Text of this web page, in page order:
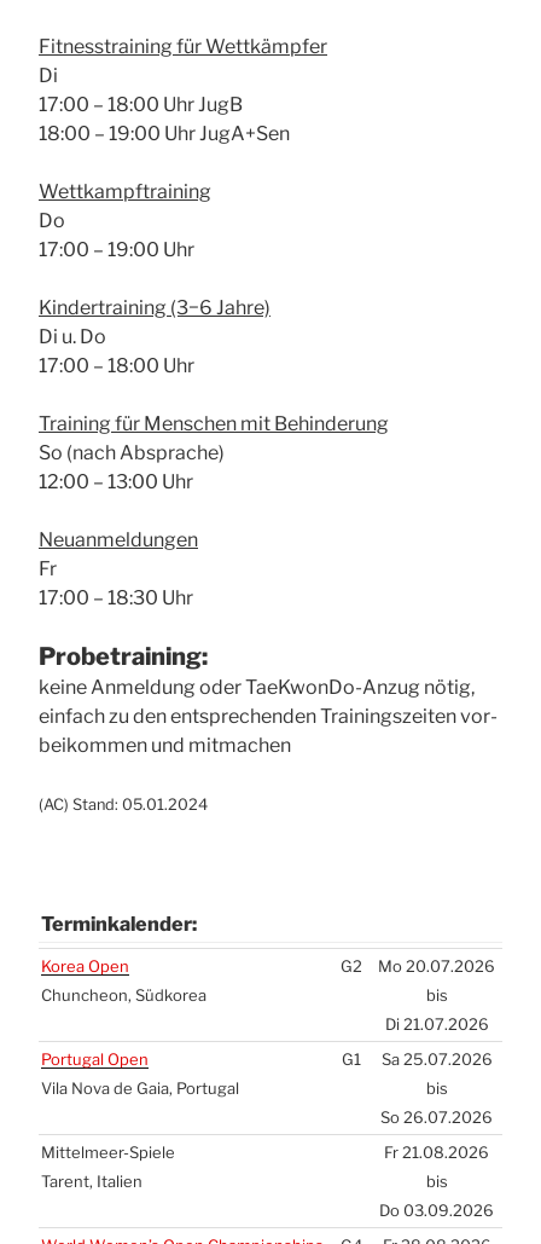
Fit­ness­trai­ning für Wett­kämp­fer
Di
17:00 – 18:00 Uhr JugB
18:00 – 19:00 Uhr JugA+Sen
Wett­kampf­trai­ning
Do
17:00 – 19:00 Uhr
Kin­der­trai­ning (3−6 Jah­re)
Di u. Do
17:00 – 18:00 Uhr
Trai­ning für Men­schen mit Behin­de­rung
So (nach Abspra­che)
12:00 – 13:00 Uhr
Neu­an­mel­dun­gen
Fr
17:00 – 18:30 Uhr
Pro­be­trai­ning:
kei­ne Anmel­dung oder Tae­Kwon­Do-Anzug nötig,
ein­fach zu den ent­spre­chen­den Trai­nings­zei­ten vor­
bei­kom­men und mit­ma­chen
(AC) Stand: 05.01.2024
Ter­min­ka­len­der:
Ter­min­ka­len­der:
Korea Open
Chun­che­on, Süd­ko­rea
G2
Mo 20.07.2026
bis
Di 21.07.2026
Por­tu­gal Open
Vila Nova de Gaia, Por­tu­gal
G1
Sa 25.07.2026
bis
So 26.07.2026
Mit­tel­meer-Spie­le
Tarent, Ita­li­en
Fr 21.08.2026
bis
Do 03.09.2026